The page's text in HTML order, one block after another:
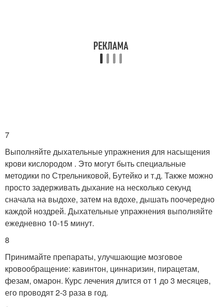
7
Выполняйте дыхательные упражнения для насыщения
крови кислородом . Это могут быть специальные
методики по Стрельниковой, Бутейко и т.д. Также можно
просто задерживать дыхание на несколько секунд
сначала на выдохе, затем на вдохе, дышать поочередно
каждой ноздрей. Дыхательные упражнения выполняйте
ежедневно 10-15 минут.
8
Принимайте препараты, улучшающие мозговое
кровообращение: кавинтон, циннаризин, пирацетам,
фезам, омарон. Курс лечения длится от 1 до 3 месяцев,
его проводят 2-3 раза в год.